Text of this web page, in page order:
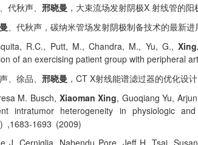
代秋声、 邢晓曼 ，大束流场发射阴极X 射线管的阳
、代秋声，碳纳米管场发射阴极制备技术的最新进
R.C., Putt, M., Chandra, M., Yu, G.,
of an exercising patient group with peripheral
、徐品、 邢晓曼 ， CT X射线能谱滤过器的优化设计
M. Busch, Xiaoman Xing, Guoqiang Yu,
intratumor heterogeneity in physiologic
,1683-1693 (2009)
J. Cerniglia, Nabendu Pore, Jeff H. Tsai,